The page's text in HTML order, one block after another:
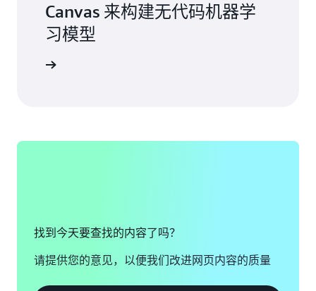
Canvas 来构建无代码机器学
习模型
找到今天要查找的内容了吗？
请提供您的意见，以便我们改进网页内容的质量